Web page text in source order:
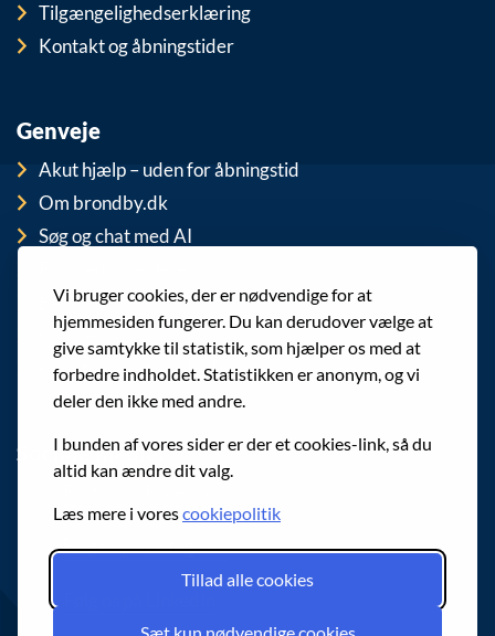
Vi bruger cookies, der er nødvendige for at
hjemmesiden fungerer. Du kan derudover vælge at
give samtykke til statistik, som hjælper os med at
forbedre indholdet. Statistikken er anonym, og vi
deler den ikke med andre.
I bunden af vores sider er der et cookies-link, så du
altid kan ændre dit valg.
Læs mere i vorescookiepolitik
Tillad alle cookies
Tilgængelighedserklæring
Kontakt og åbningstider
Genveje
Akut hjælp – uden for åbningstid
Om brondby.dk
Søg og chat med AI
EAN-numre
Cookies
Privatlivspolitik (GDPR)
Sociale medier
Følg os på Instagram